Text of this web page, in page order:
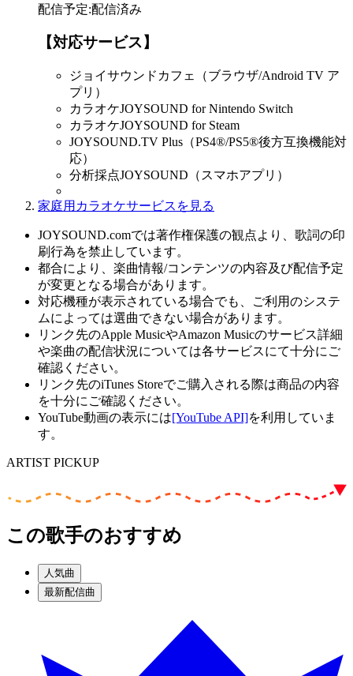
配信予定:配信済み
【対応サービス】
ジョイサウンドカフェ（ブラウザ/Android TV ア
プリ）
カラオケJOYSOUND for Nintendo Switch
カラオケJOYSOUND for Steam
JOYSOUND.TV Plus（PS4®/PS5®後方互換機能対
応）
分析採点JOYSOUND（スマホアプリ）
家庭用カラオケサービスを見る
JOYSOUND.comでは著作権保護の観点より、歌詞の印
刷行為を禁止しています。
都合により、楽曲情報/コンテンツの内容及び配信予定
が変更となる場合があります。
対応機種が表示されている場合でも、ご利用のシステ
ムによっては選曲できない場合があります。
リンク先のApple MusicやAmazon Musicのサービス詳細
や楽曲の配信状況については各サービスにて十分にご
確認ください。
リンク先のiTunes Storeでご購入される際は商品の内容
を十分にご確認ください。
YouTube動画の表示には[YouTube API]を利用していま
す。
ARTIST PICKUP
この歌手のおすすめ
人気曲
最新配信曲